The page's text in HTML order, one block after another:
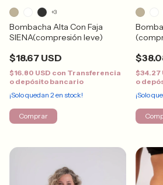
Bombacha Alta Con Faja
SIENA(compresión leve)
$18.67 USD
$16.80 USD con Transferencia
o depósito bancario
¡Solo quedan 2 en stock!
+3
Comprar
$34.27
o
¡Solo